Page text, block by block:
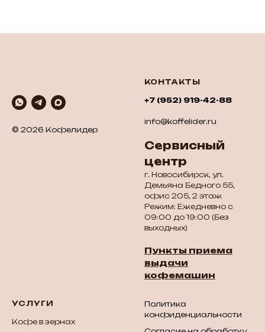
© 2026 Кофелидер
КОНТАКТЫ
+7 (952) 919-42-88
info@koffelider.ru
Сервисный
центр
г. Новосибирск, ул.
Демьяна Бедного 55,
офис 205, 2 этаж
Режим: Ежедневно с
09:00 до 19:00 (Без
выходных)
Пункты приема
выдачи
кофемашин
УСЛУГИ
Кофе в зернах
Политика
конфиденциальности